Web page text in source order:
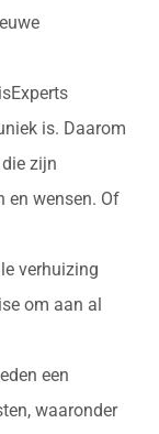
is. Daarom
zijn
en wensen. Of
verhuizing
om aan al
een
waaronder